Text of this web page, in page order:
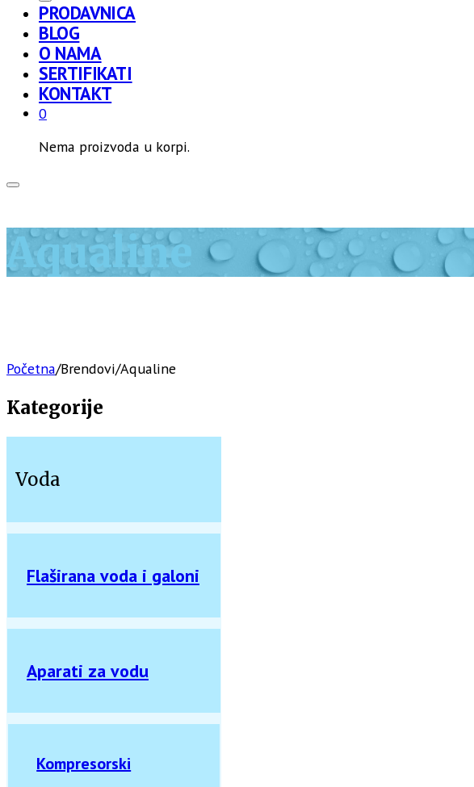
PRODAVNICA
BLOG
O NAMA
SERTIFIKATI
KONTAKT
0
Nema proizvoda u korpi.
Aqualine
Početna/Brendovi/Aqualine
Kategorije
Voda
Flaširana voda i galoni
Aparati za vodu
Kompresorski